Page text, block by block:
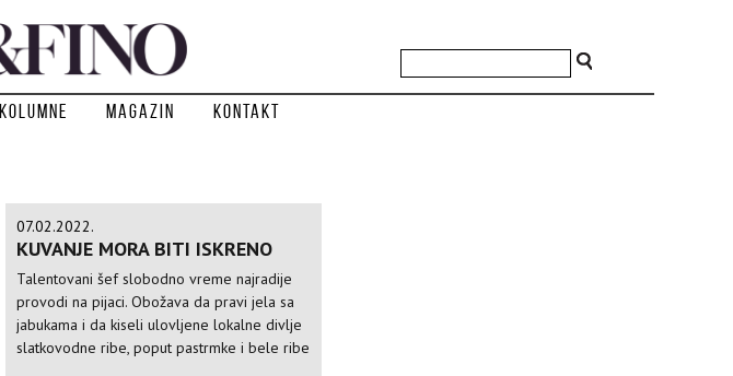
Kolumne Magazin Kontakt
07.02.2022.
KUVANJE MORA BITI ISKRENO
Talentovani šef slobodno vreme najradije
provodi na pijaci. Obožava da pravi jela sa
jabukama i da kiseli ulovljene lokalne divlje
slatkovodne ribe, poput pastrmke i bele ribe